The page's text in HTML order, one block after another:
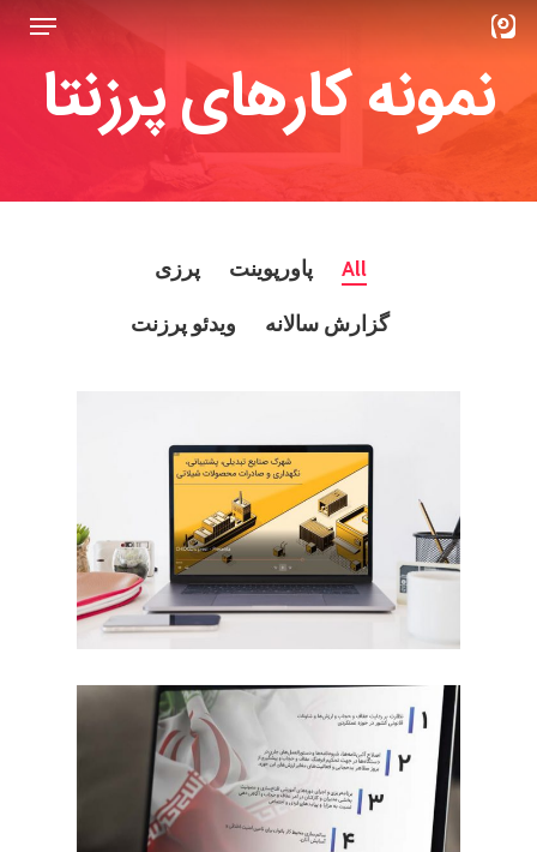
Skip
main
Menu
نمونه کارهای پرزنتا
All پاورپوینت پرزی
گزارش سالانه ویدئو پرزنت
Menu